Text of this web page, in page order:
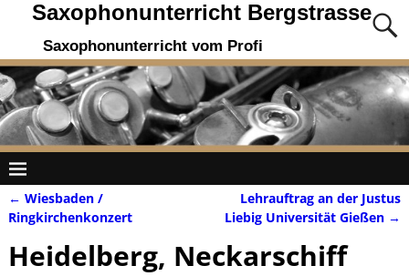
Saxophonunterricht Bergstrasse
Saxophonunterricht vom Profi
Artikelnavigation
← Wiesbaden /
Ringkirchenkonzert
Lehrauftrag an der Justus
Liebig Universität Gießen →
Heidelberg, Neckarschiff